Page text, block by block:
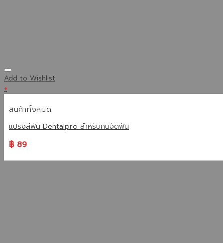
Add to Wishlist
+
สินค้าทั้งหมด
แปรงสีฟัน Dentalpro สำหรับคนจัดฟัน
฿89